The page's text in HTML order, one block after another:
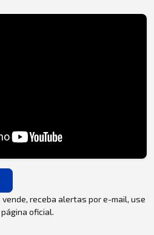
receba alertas por e-mail, use
oficial.